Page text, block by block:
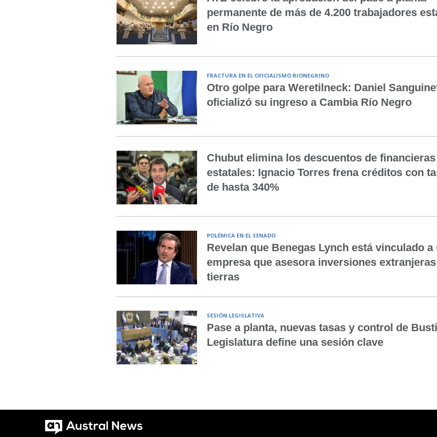
permanente de más de 4.200 trabajadores
en Río Negro
FRACTURA EN EL OFICIALISMO RIONEGRINO
Otro golpe para Weretilneck: Daniel
oficializó su ingreso a Cambia Río Negro
Chubut elimina los descuentos de financieras
estatales: Ignacio Torres frena créditos con
de hasta 340%
POLÉMICA EN EL SENADO
Revelan que Benegas Lynch está vinculado a
empresa que asesora inversiones
tierras
SESIÓN LEGISLATIVA
Pase a planta, nuevas tasas y control de
Legislatura define una sesión clave